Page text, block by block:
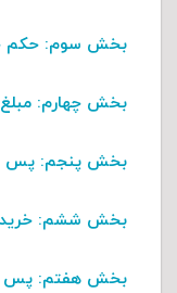
بخش سوم: حکم
بخش چهارم:
بخش پنجم: پس
بخش ششم:
بخش هفتم: پس